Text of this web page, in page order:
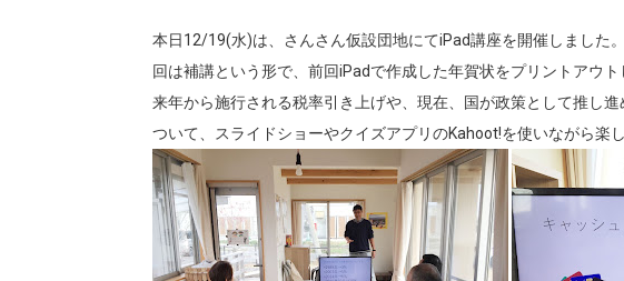
本日12/19(水)は、さんさん仮設団地にてiPad講座を開催しました
回は補講という形で、前回iPadで作成した年賀状をプリントアウ
来年から施行される税率引き上げや、現在、国が政策として推し
ついて、スライドショーやクイズアプリのKahoot!を使いながら楽